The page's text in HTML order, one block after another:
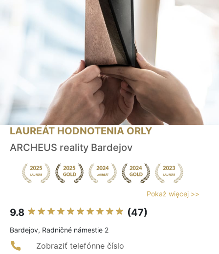
LAUREÁT HODNOTENIA ORLY
ARCHEUS reality Bardejov
Pokaż więcej >>
9.8 (47)
Bardejov, Radničné námestie 2
Zobraziť telefónne číslo